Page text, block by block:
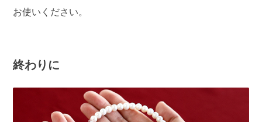
お使いください。
終わりに